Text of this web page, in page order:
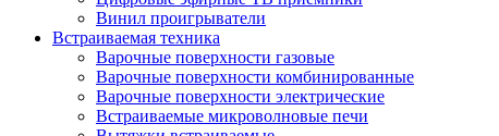
Винил проигрыватели
Встраиваемая техника
Варочные поверхности газовые
Варочные поверхности комбинированные
Варочные поверхности электрические
Встраиваемые микроволновые печи